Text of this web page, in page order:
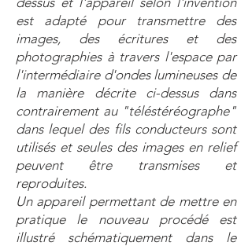
est adapté pour transmettre des
images, des écritures et des
photographies à travers l'espace par
l'intermédiaire d'ondes lumineuses de
la manière décrite ci-dessus dans
contrairement au "téléstéréographe"
dans lequel des fils conducteurs sont
utilisés et seules des images en relief
peuvent être transmises et
reproduites.
Un appareil permettant de mettre en
pratique le nouveau procédé est
illustré schématiquement dans le